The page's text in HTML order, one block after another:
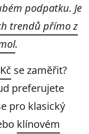
podpatku. Je
trendů přímo z
.
se zaměřit?
preferujete
pro klasický
klínovém